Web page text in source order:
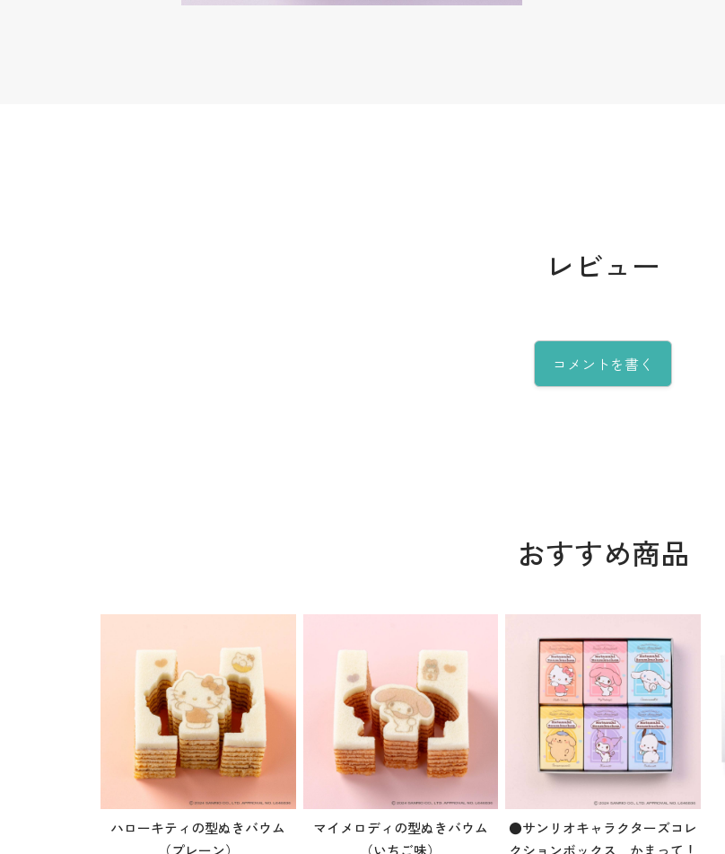
レビュー
コメントを書く
おすすめ商品
ハローキティの型ぬきバウム
（プレーン）
マイメロディの型ぬきバウム
（いちご味）
●サンリオキャラクターズコレ
クションボックス かまって！